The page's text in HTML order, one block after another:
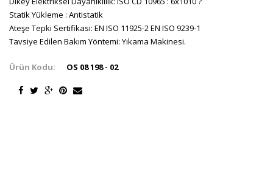
Statik Yükleme : Antistatik
Ateşe Tepki Sertifikası: EN ISO 11925-2 EN ISO 9239-1
Tavsiye Edilen Bakım Yöntemi: Yıkama Makinesi.
Ürün Kodu: OS 08 198 - 02